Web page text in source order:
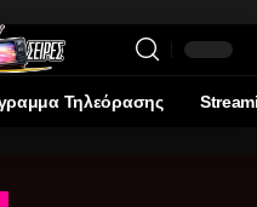
Τηλεόρασης